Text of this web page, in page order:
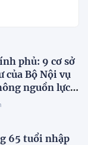
phủ: 9 cơ sở
của Bộ Nội vụ
nguồn lực
65 tuổi nhập